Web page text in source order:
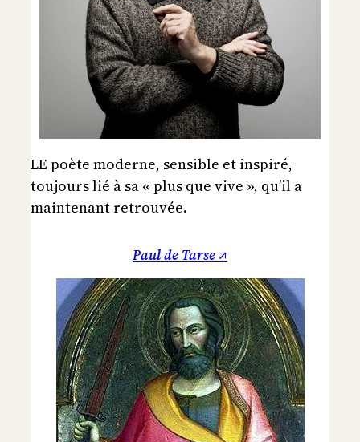
LE poète moderne, sensible et inspiré,
toujours lié à sa « plus que vive », qu’il a
maintenant retrouvée.
Paul de Tarse ↗